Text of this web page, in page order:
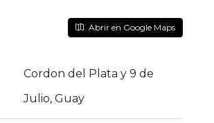
Abrir en Google Maps
Cordon del Plata y 9 de
Julio, Guay